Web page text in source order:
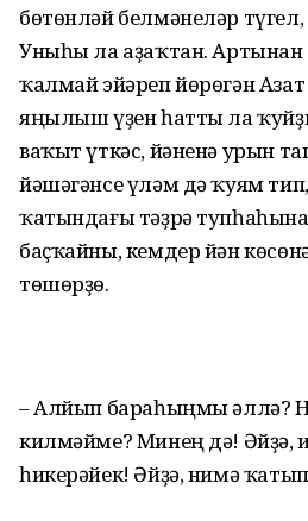
бөтөнләй белмәнеләр
Уныһы ла аҙаҡтан. Артынан
ҡалмай эйәреп йөрөгән
яңылыш үҙен һатты ла
ваҡыт үткәс, йәненә урын
йәшәгәнсе үләм дә ҡуям
ҡатындағы тәҙрә
баҫҡайны, кемдер йән
төшөрҙө.
– Алйып бараһыңмы әллә?
килмәйме? Минең дә! Әйҙә,
һикерәйек! Әйҙә, нимә